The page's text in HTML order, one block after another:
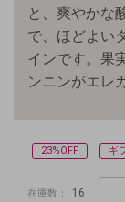
と、爽やかな
で、ほどよい
インです。果
ンニンがエレ
23%OFF ギ
在庫数： 16